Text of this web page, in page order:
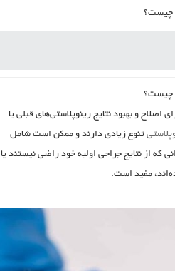
چیست؟
چیست؟
اصلاح و بهبود نتایج رینوپلاستی‌های قبلی یا
تنوع زیادی دارند و ممکن است شامل
که از نتایج جراحی اولیه خود راضی نیستند یا
مفید است.